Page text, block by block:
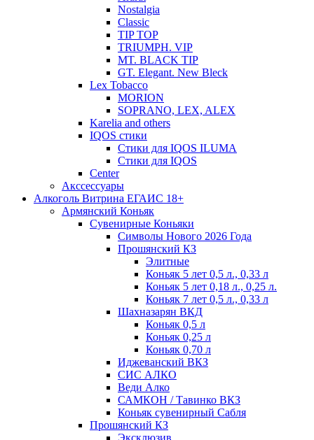
Nostalgia
Classic
TIP TOP
TRIUMPH. VIP
MT. BLACK TIP
GT. Elegant. New Bleck
Lex Tobacco
MORION
SOPRANO, LEX, ALEX
Karelia and others
IQOS стики
Стики для IQOS ILUMA
Стики для IQOS
Сenter
Акссессуары
Алкоголь Витрина ЕГАИС 18+
Армянский Коньяк
Сувенирные Коньяки
Символы Нового 2026 Года
Прошянский КЗ
Элитные
Коньяк 5 лет 0,5 л., 0,33 л
Коньяк 5 лет 0,18 л., 0,25 л.
Коньяк 7 лет 0,5 л., 0,33 л
Шахназарян ВКД
Коньяк 0,5 л
Коньяк 0,25 л
Коньяк 0,70 л
Иджеванский ВКЗ
СИС АЛКО
Веди Алко
САМКОН / Тавинко ВКЗ
Коньяк сувенирный Сабля
Прошянский КЗ
Эксклюзив